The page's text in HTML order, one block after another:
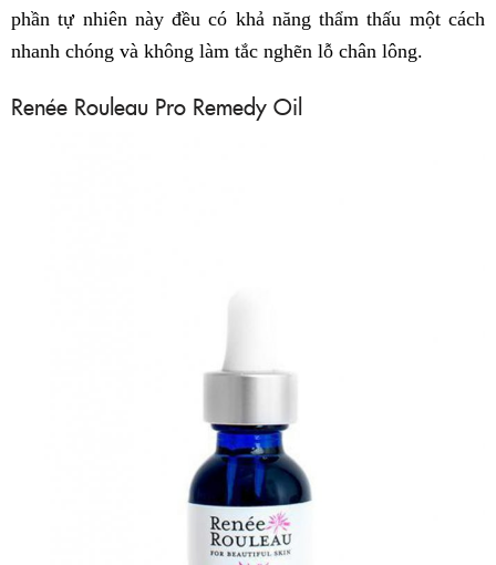
phần tự nhiên này đều có khả năng thẩm thấu một cách
nhanh chóng và không làm tắc nghẽn lỗ chân lông.
Renée Rouleau Pro Remedy Oil